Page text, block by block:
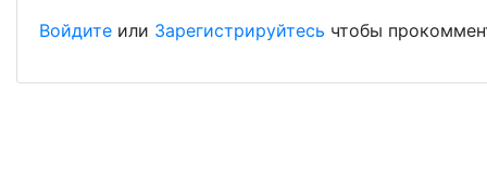
Войдите или Зарегистрируйтесь чтобы